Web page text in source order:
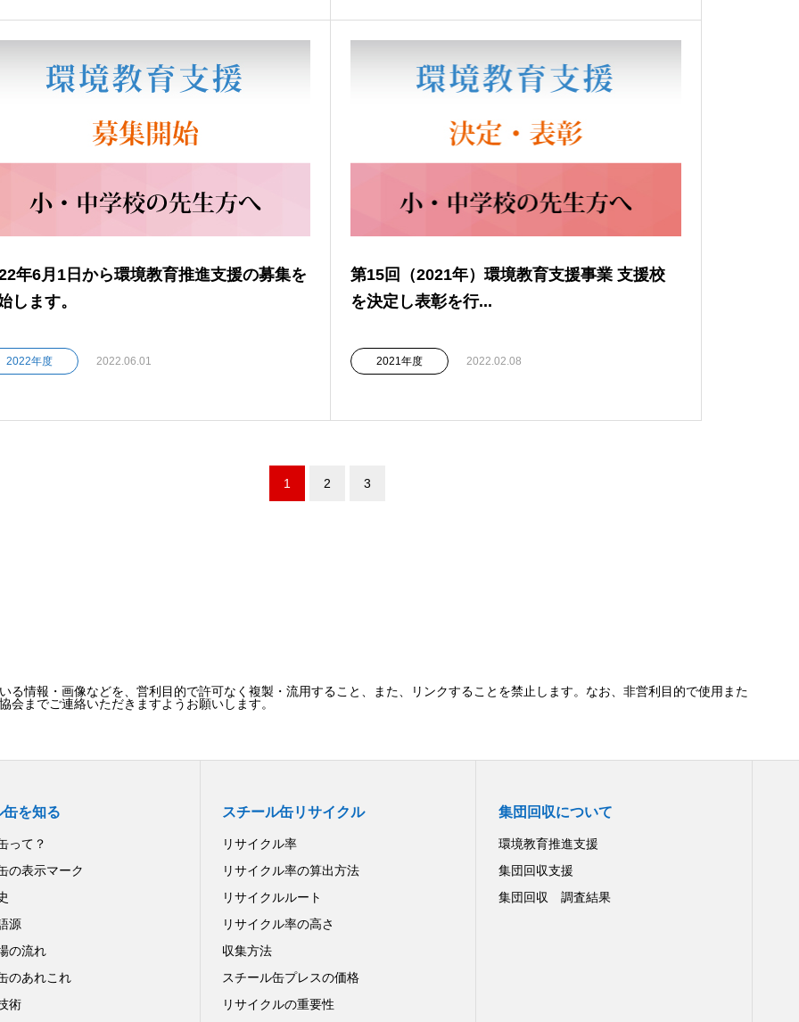
年6月1日から環境教育推進支援の募集を
します。
2022年度 2022.06.01
第15回（2021年）環境教育支援事業 支援校
を決定し表彰を行...
2021年度 2022.02.08
1 2 3
る情報・画像などを、営利目的で許可なく複製・流用すること、また、リンクすることを禁止します。なお、非営利目的で使用また
会までご連絡いただきますようお願いします。
を知る
って？
の表示マーク
源
の流れ
のあれこれ
術
スチール缶リサイクル
リサイクル率
リサイクル率の算出方法
リサイクルルート
リサイクル率の高さ
収集方法
スチール缶プレスの価格
リサイクルの重要性
集団回収について
環境教育推進支援
集団回収支援
集団回収 調査結果